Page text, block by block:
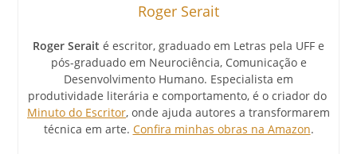
Roger Serait
Roger Serait é escritor, graduado em Letras pela UFF e
pós-graduado em Neurociência, Comunicação e
Desenvolvimento Humano. Especialista em
produtividade literária e comportamento, é o criador do
Minuto do Escritor, onde ajuda autores a transformarem
técnica em arte. Confira minhas obras na Amazon.